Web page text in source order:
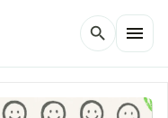
search menu